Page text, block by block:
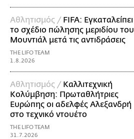
Αθλητισμός / FIFA: Εγκαταλείπει
το σχέδιο πώλησης μεριδίου του
Μουντιάλ μετά τις αντιδράσεις
THE LIFO TEAM
1.8.2026
Αθλητισμός / Καλλιτεχνική
Κολύμβηση: Πρωταθλήτριες
Ευρώπης οι αδελφές Αλεξανδρή
στο τεχνικό ντουέτο
THE LIFO TEAM
31.7.2026